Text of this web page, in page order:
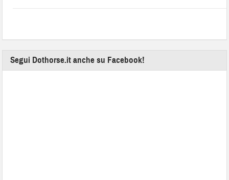
Segui Dothorse.it anche su Facebook!